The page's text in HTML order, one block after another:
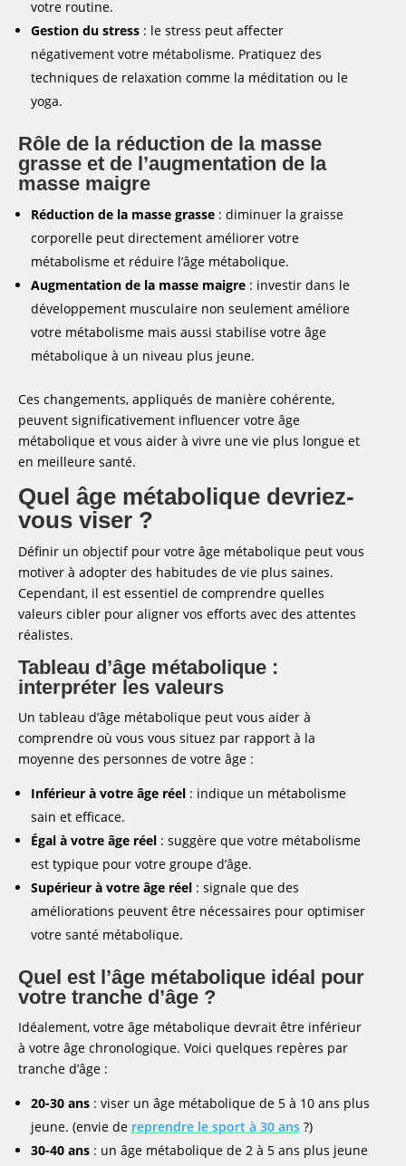
votre routine.
Gestion du stress : le stress peut affecter
négativement votre métabolisme. Pratiquez des
techniques de relaxation comme la méditation ou le
yoga.
Rôle de la réduction de la masse
grasse et de l’augmentation de la
masse maigre
Réduction de la masse grasse : diminuer la graisse
corporelle peut directement améliorer votre
métabolisme et réduire l’âge métabolique.
Augmentation de la masse maigre : investir dans le
développement musculaire non seulement améliore
votre métabolisme mais aussi stabilise votre âge
métabolique à un niveau plus jeune.
Ces changements, appliqués de manière cohérente,
peuvent significativement influencer votre âge
métabolique et vous aider à vivre une vie plus longue et
en meilleure santé.
Quel âge métabolique devriez-
vous viser ?
Définir un objectif pour votre âge métabolique peut vous
motiver à adopter des habitudes de vie plus saines.
Cependant, il est essentiel de comprendre quelles
valeurs cibler pour aligner vos efforts avec des attentes
réalistes.
Tableau d’âge métabolique :
interpréter les valeurs
Un tableau d’âge métabolique peut vous aider à
comprendre où vous vous situez par rapport à la
moyenne des personnes de votre âge :
Inférieur à votre âge réel : indique un métabolisme
sain et efficace.
Égal à votre âge réel : suggère que votre métabolisme
est typique pour votre groupe d’âge.
Supérieur à votre âge réel : signale que des
améliorations peuvent être nécessaires pour optimiser
votre santé métabolique.
Quel est l’âge métabolique idéal pour
votre tranche d’âge ?
Idéalement, votre âge métabolique devrait être inférieur
à votre âge chronologique. Voici quelques repères par
tranche d’âge :
20-30 ans : viser un âge métabolique de 5 à 10 ans plus
jeune. (envie de reprendre le sport à 30 ans ?)
30-40 ans : un âge métabolique de 2 à 5 ans plus jeune